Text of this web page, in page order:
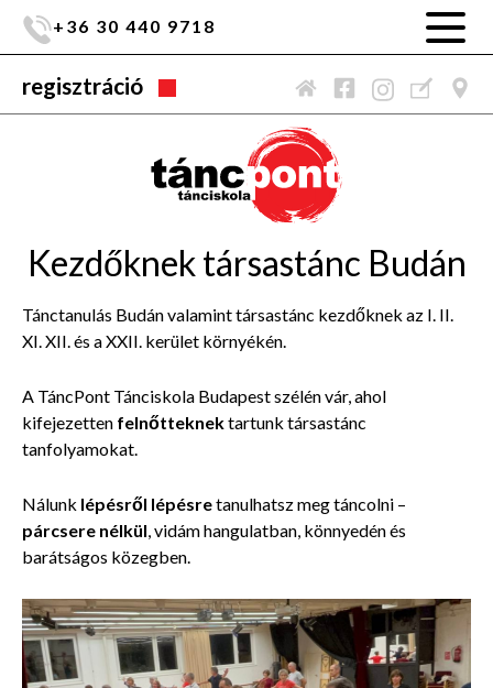
+36 30 440 9718
regisztráció
Kezdőknek társastánc Budán
Tánctanulás Budán valamint társastánc kezdőknek az I. II.
XI. XII. és a XXII. kerület környékén.
A TáncPont Tánciskola Budapestszélén vár, ahol
kifejezetten felnőtteknektartunk társastánc
tanfolyamokat.
Nálunk lépésről lépésretanulhatsz meg táncolni –
párcsere nélkül, vidám hangulatban, könnyedén és
barátságos közegben.